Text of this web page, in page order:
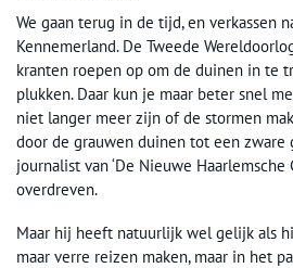
We gaan terug in de tijd, en verkassen
Kennemerland. De Tweede
kranten roepen op om de duinen in te
plukken. Daar kun je maar beter snel
niet langer meer zijn of de stormen
door de grauwen duinen tot een zware
journalist van ‘De Nieuwe Haarlemsche
overdreven.
Maar hij heeft natuurlijk wel gelijk als
maar verre reizen maken, maar in het